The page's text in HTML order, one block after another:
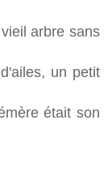
arbre sans
un petit
était son